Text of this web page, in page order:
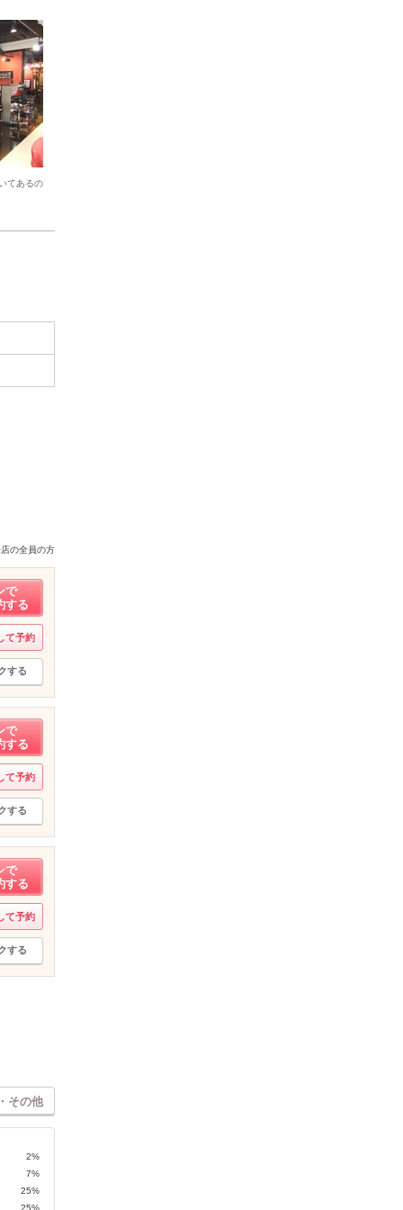
てあるの
の全員の方
で
する
て予約
する
で
する
て予約
する
で
する
て予約
する
その他
2%
7%
25%
25%